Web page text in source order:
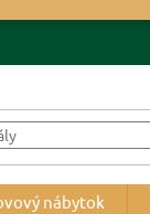
nábytok